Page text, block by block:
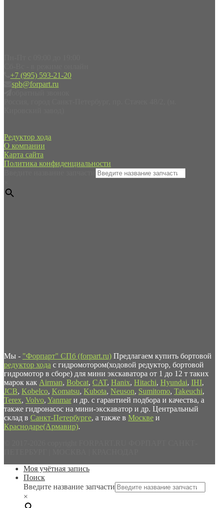
+7 (995) 593-21-20
spb@forpart.ru
Редуктор хода
О компании
Карта сайта
Политика конфиденциальности
Мы - "Форпарт" СПб (forpart.ru) Предлагаем купить бортовой
редуктор хода с гидромотором(ходовой редуктор, бортовой
гидромотор в сборе) для мини экскаватора от 1 до 12 т таких
марок как Airman, Bobcat, CAT, Hanix, Hitachi, Hyundai, IHI,
JCB, Kobelco, Komatsu, Kubota, Neuson, Sumitomo, Takeuchi,
Terex, Volvo, Yanmar и др. с гарантией подбора и качества, а
также гидронасос на мини-экскаватор и др. Центральный
склад в Санкт-Петербурге, а также в Москве и
Краснодаре(Армавир).
Моя учётная запись
Поиск
Введите название запчасти
×